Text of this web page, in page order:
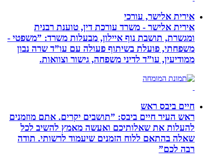
אירית אלישר, עורכי
אירית אלישר - משרד עורכת דין, טוענת רבנית
ומגשרת, תושבת נוף איילון, מבעלות משרד: ”משפטי -
משפחתי, פועלת בשיתוף פעולה עם עו”ד שרה נבון
ממודיעין, עו”ד לדיני משפחה, גישור וצוואות.
חיים ביבס ראש
ראש העיר חיים ביבס: ”תושבים יקרים. אתם מוזמנים
להעלות את שאלותיכם ואעשה מאמץ להשיב לכל
שאלה בהתאם ללוח הזמנים שיעמוד לרשותי. תודה
רבה לכם”